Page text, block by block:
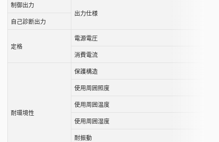
制御出力
出力仕様
自己診断出力
定格
電源電圧
消費電流
耐環境性
保護構造
使用周囲照度
使用周囲温度
使用周囲湿度
耐振動